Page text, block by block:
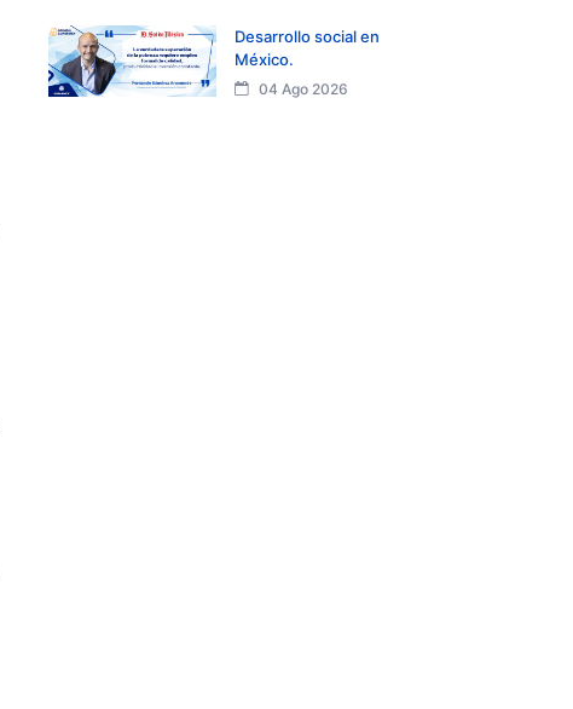
Desarrollo social en
México.
04 Ago 2026